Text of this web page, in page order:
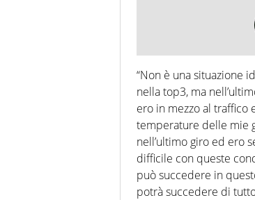
“Non è una situazione
nella top3, ma
ero in mezzo al traffico
temperature delle mie
nell’ultimo giro ed ero
difficile con queste
può succedere in
potrà succedere di